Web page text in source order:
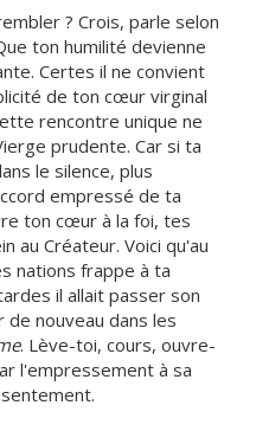
? Crois, parle selon
ton humilité devienne
Certes il ne convient
de ton cœur virginal
rencontre unique ne
prudente. Car si ta
le silence, plus
empressé de ta
ton cœur à la foi, tes
au Créateur. Voici qu'au
nations frappe à ta
il allait passer son
de nouveau dans les
. Lève-toi, cours, ouvre-
l'empressement à sa